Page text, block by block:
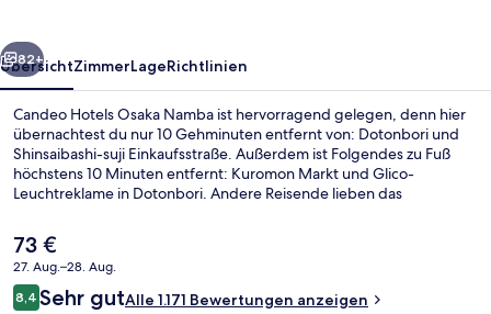
Hochwertige Bettwaren, Bügeleisen/
Weiter
82+
ÜbersichtZimmerLageRichtlinien
Candeo Hotels Osaka Namba ist hervorragend gelegen, denn hier
übernachtest du nur 10 Gehminuten entfernt von: Dotonbori und
Shinsaibashi-suji Einkaufsstraße. Außerdem ist Folgendes zu Fuß
höchstens 10 Minuten entfernt: Kuromon Markt und Glico-
Leuchtreklame in Dotonbori. Andere Reisende lieben das
kurzen Fußmarsch von den öffentlichen Verkehrsmitteln entfernt:
Zur U-Bahn läuft man 4 Minuten (Station Nippombashi) bzw. 6
Minuten (Station Nagahoribashi).
Der
aktuelle
Preis
beträgt
73 €
27. Aug.–28. Aug.
Bewertungen
8,48,4 von 10.
Sehr gutAlle 1.171 Bewertungen anzeigen